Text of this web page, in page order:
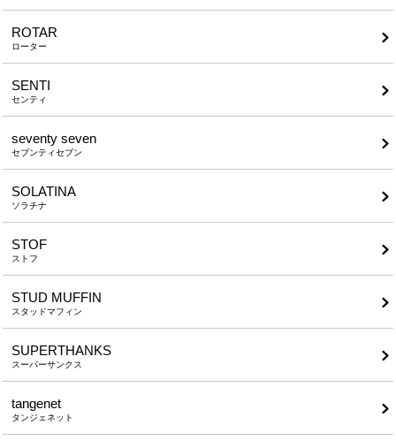
ROTAR
ローター
SENTI
センティ
seventy seven
セブンティセブン
SOLATINA
ソラチナ
STOF
ストフ
STUD MUFFIN
スタッドマフィン
SUPERTHANKS
スーパーサンクス
tangenet
タンジェネット